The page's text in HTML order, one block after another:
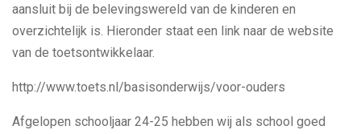
aansluit bij de belevingswereld van de kinderen en
overzichtelijk is. Hieronder staat een link naar de website
van de toetsontwikkelaar.
http://www.toets.nl/basisonderwijs/voor-ouders
Afgelopen schooljaar 24-25 hebben wij als school goed